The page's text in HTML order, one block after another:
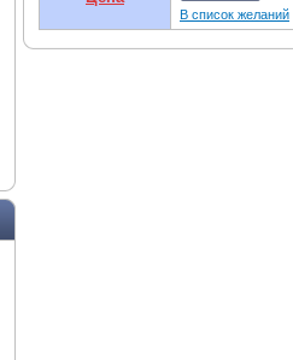
В список желаний